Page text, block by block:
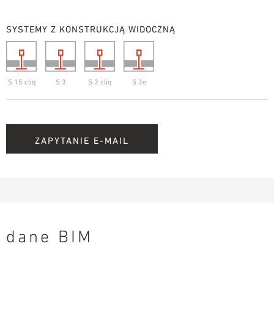
SYSTEMY Z KONSTRUKCJĄ WIDOCZNĄ
S 15 cliq S 3 S 3 cliq S 3e
ZAPYTANIE E-MAIL
dane BIM